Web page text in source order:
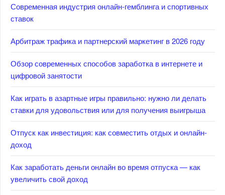
Современная индустрия онлайн-гемблинга и спортивных
ставок
Арбитраж трафика и партнерский маркетинг в 2026 году
Обзор современных способов заработка в интернете и
цифровой занятости
Как играть в азартные игры правильно: нужно ли делать
ставки для удовольствия или для получения выигрыша
Отпуск как инвестиция: как совместить отдых и онлайн-
доход
Как заработать деньги онлайн во время отпуска — как
увеличить свой доход